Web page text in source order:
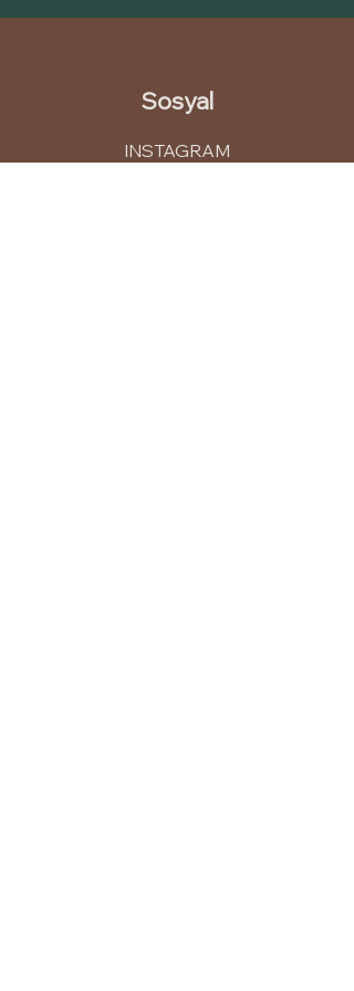
Sosyal
INSTAGRAM